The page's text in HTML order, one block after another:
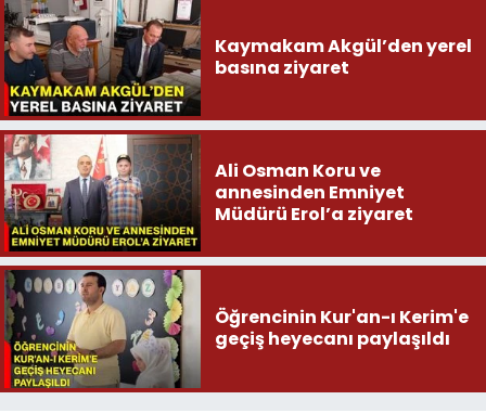
Kaymakam Akgül’den yerel
basına ziyaret
Ali Osman Koru ve
annesinden Emniyet
Müdürü Erol’a ziyaret
Öğrencinin Kur'an-ı Kerim'e
geçiş heyecanı paylaşıldı